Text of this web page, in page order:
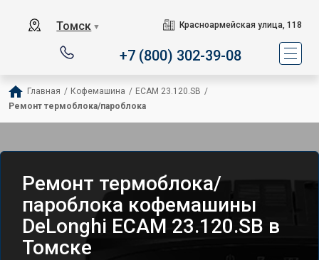
Томск ▼ Красноармейская улица, 118
+7 (800) 302-39-08
Главная / Кофемашина / ECAM 23.120.SB /
Ремонт термоблока/пароблока
Ремонт термоблока/
пароблока кофемашины
DeLonghi ECAM 23.120.SB в
Томске